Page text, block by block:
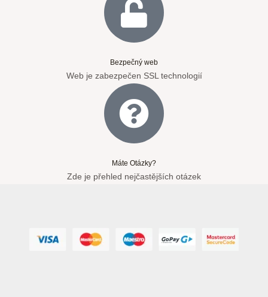
Bezpečný web
Web je zabezpečen SSL technologií
Máte Otázky?
Zde je přehled nejčastějších otázek